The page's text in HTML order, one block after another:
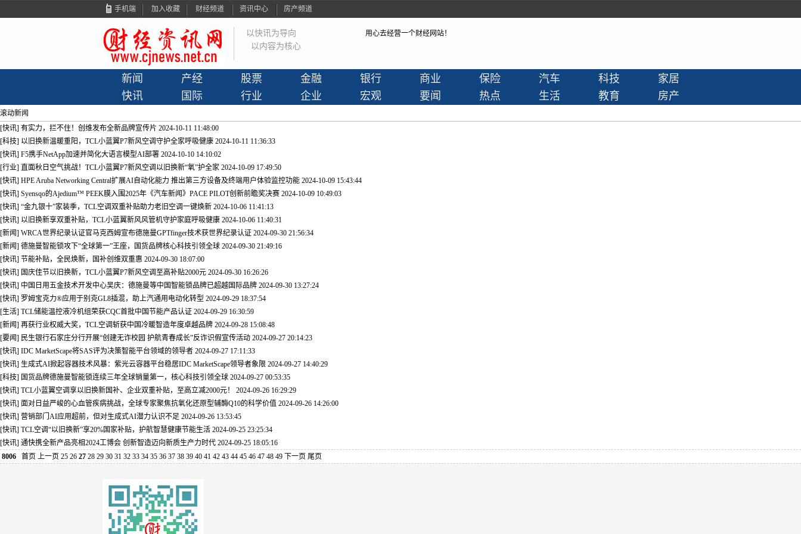
手机端 加入收藏 财经频道 资讯中心 房产频道
以快讯为导向
以内容为核心
用心去经营一个财经网站！
新闻
快讯
产经
国际
股票
行业
金融
企业
银行
宏观
商业
要闻
保险
热点
汽车
生活
科技
教育
家居
房产
滚动新闻
[快讯] 有实力，拦不住！创维发布全新品牌宣传片 2024-10-11 11:48:00
[科技] 以旧换新温暖重阳，TCL小蓝翼P7新风空调守护全家呼吸健康 2024-10-11 11:36:33
[快讯] F5携手NetApp加速并简化大语言模型AI部署 2024-10-10 14:10:02
[行业] 直面秋日空气挑战！TCL小蓝翼P7新风空调以旧换新“氧”护全家 2024-10-09 17:49:50
[快讯] HPE Aruba Networking Central扩展AI自动化能力 推出第三方设备及终端用户体验监控功能 2024-10-09 15:43:44
[快讯] Syensqo的Ajedium™ PEEK膜入围2025年《汽车新闻》PACE PILOT创新前瞻奖决赛 2024-10-09 10:49:03
[快讯] “金九银十”家装季，TCL空调双重补贴助力老旧空调一键焕新 2024-10-06 11:41:13
[快讯] 以旧换新享双重补贴，TCL小蓝翼新风风管机守护家庭呼吸健康 2024-10-06 11:40:31
[新闻] WRCA世界纪录认证官马克西姆宣布德施曼GPTfinger技术获世界纪录认证 2024-09-30 21:56:34
[新闻] 德施曼智能锁攻下“全球第一”王座，国货品牌核心科技引领全球 2024-09-30 21:49:16
[快讯] 节能补贴，全民焕新，国补创维双重惠 2024-09-30 18:07:00
[快讯] 国庆佳节以旧换新，TCL小蓝翼P7新风空调至高补贴2000元 2024-09-30 16:26:26
[快讯] 中国日用五金技术开发中心吴庆：德施曼等中国智能锁品牌已超越国际品牌 2024-09-30 13:27:24
[快讯] 罗姆宝克力®应用于别克GL8插混，助上汽通用电动化转型 2024-09-29 18:37:54
[生活] TCL储能温控液冷机组荣获CQC首批中国节能产品认证 2024-09-29 16:30:59
[新闻] 再获行业权威大奖，TCL空调斩获中国冷暖智造年度卓越品牌 2024-09-28 15:08:48
[要闻] 民生银行石家庄分行开展“创建无诈校园 护航青春成长”反诈识假宣传活动 2024-09-27 20:14:23
[快讯] IDC MarketScape将SAS评为决策智能平台领域的领导者 2024-09-27 17:11:33
[快讯] 生成式AI掀起容器技术风暴：紫光云容器平台稳居IDC MarketScape领导者象限 2024-09-27 14:40:29
[科技] 国货品牌德施曼智能锁连续三年全球销量第一，核心科技引领全球 2024-09-27 00:53:35
[快讯] TCL小蓝翼空调享以旧换新国补、企业双重补贴，至高立减2000元！ 2024-09-26 16:29:29
[快讯] 面对日益严峻的心血管疾病挑战，全球专家聚焦抗氧化还原型辅酶Q10的科学价值 2024-09-26 14:26:00
[快讯] 营销部门AI应用超前，但对生成式AI潜力认识不足 2024-09-26 13:53:45
[快讯] TCL空调“以旧换新”享20%国家补贴，护航智慧健康节能生活 2024-09-25 23:25:34
[快讯] 通快携全新产品亮相2024工博会 创新智造迈向新质生产力时代 2024-09-25 18:05:16
8006
首页 上一页 25 26 27 28 29 30 31 32 33 34 35 36 37 38 39 40 41 42 43 44 45 46 47 48 49 下一页 尾页